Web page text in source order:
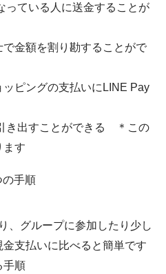
ている人に送金することが
金額を割り勘することがで
ピングの支払いにLINE Pay
き出すことができる ＊この
ます
の手順
、グループに参加したり少し
支払いに比べると簡単です
手順